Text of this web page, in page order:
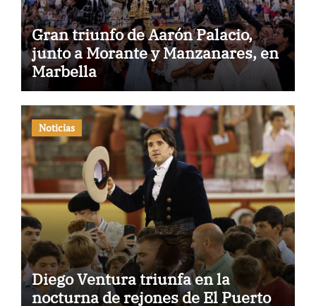
Gran triunfo de Aarón Palacio,
junto a Morante y Manzanares, en
Marbella
Noticias
Diego Ventura triunfa en la
nocturna de rejones de El Puerto